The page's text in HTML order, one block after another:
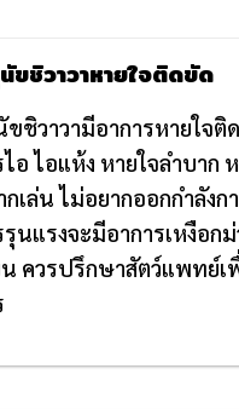
ขชิวาวาหายใจติดขัด
ขชิวาวามีอาการหายใจติ
อ ไอแห้ง หายใจลำบาก
กเล่น ไม่อยากออกกำลังก
รุนแรงจะมีอาการเหงือก
น ควรปรึกษาสัตว์แพทย์เ